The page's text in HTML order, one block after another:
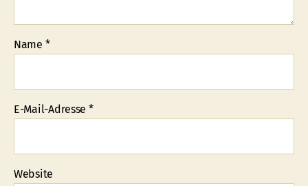
Name *
E-Mail-Adresse *
Website